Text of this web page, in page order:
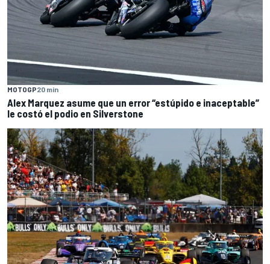
MOTOGP20 min
Alex Marquez asume que un error “estúpido e inaceptable”
le costó el podio en Silverstone